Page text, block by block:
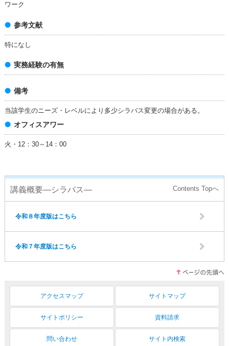
ワーク
参考文献
特になし
実務経験の有無
備考
当該学生のニーズ・レベルにより多少シラバス変更の場合がある。
オフィスアワー
火・12：30～14：00
講義概要―シラバス―
令和８年度版はこちら
令和７年度版はこちら
アクセスマップ サイトマップ
サイトポリシー 資料請求
問い合わせ サイト内検索